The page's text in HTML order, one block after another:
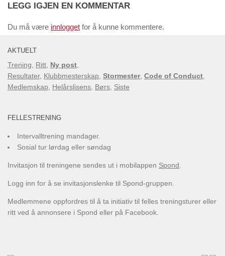
LEGG IGJEN EN KOMMENTAR
Du må være innlogget for å kunne kommentere.
AKTUELT
Trening Ritt Ny post
Resultater, Klubbmesterskap Stormester, Code of Conduct
Medlemskap
Helårslisens Børs Siste
FELLESTRENING
Intervalltrening mandager.
Sosial tur lørdag eller søndag
Invitasjon til treningene sendes ut i mobilappen Spond
Logg inn for å se invitasjonslenke til Spond-gruppen.
Medlemmene oppfordres til å ta initiativ til felles treningsturer eller
ritt ved å annonsere i Spond eller på Facebook.